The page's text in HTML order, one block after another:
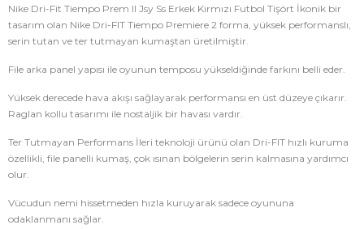
Nike Dri-Fit Tiempo Prem II Jsy Ss Erkek Kırmızı Futbol Tişört İkonik bir
tasarım olan Nike Dri-FIT Tiempo Premiere 2 forma, yüksek performanslı,
serin tutan ve ter tutmayan kumaştan üretilmiştir.
File arka panel yapısı ile oyunun temposu yükseldiğinde farkını belli eder.
Yüksek derecede hava akışı sağlayarak performansı en üst düzeye çıkarır.
Raglan kollu tasarımı ile nostaljik bir havası vardır.
Ter Tutmayan Performans İleri teknoloji ürünü olan Dri-FIT hızlı kuruma
özellikli, file panelli kumaş, çok ısınan bölgelerin serin kalmasına yardımcı
olur.
Vücudun nemi hissetmeden hızla kuruyarak sadece oyununa
odaklanmanı sağlar.